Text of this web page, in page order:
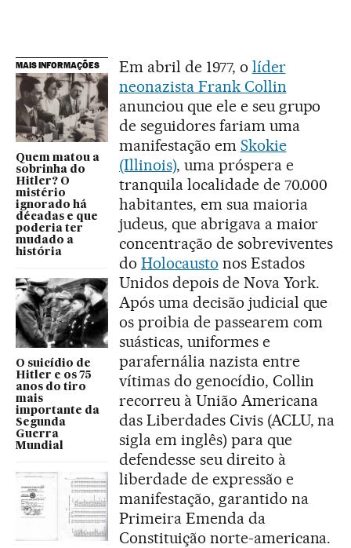
MAIS INFORMAÇÕES
Quem matou a
sobrinha do
Hitler? O
mistério
ignorado há
décadas e que
poderia ter
mudado a
história
O suicídio de
Hitler e os 75
anos do tiro
mais
importante da
Segunda
Guerra
Mundial
Em abril de 1977, o líder
neonazista Frank Collin
anunciou que ele e seu grupo
de seguidores fariam uma
manifestação em Skokie
(Illinois), uma próspera e
tranquila localidade de 70.000
habitantes, em sua maioria
judeus, que abrigava a maior
concentração de sobreviventes
do Holocausto nos Estados
Unidos depois de Nova York.
Após uma decisão judicial que
os proibia de passearem com
suásticas, uniformes e
parafernália nazista entre
vítimas do genocídio, Collin
recorreu à União Americana
das Liberdades Civis (ACLU, na
sigla em inglês) para que
defendesse seu direito à
liberdade de expressão e
manifestação, garantido na
Primeira Emenda da
Constituição norte-americana.